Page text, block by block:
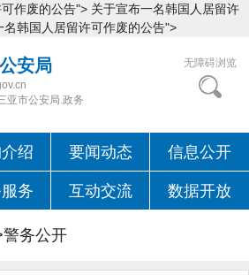
作废的公告"> 关于宣布一名韩国人居留许
名韩国人居留许可作废的公告">
安局
亚市公安局.政务
无障碍浏览
绍 要闻动态 信息公开
务 互动交流 数据开放
警务公开